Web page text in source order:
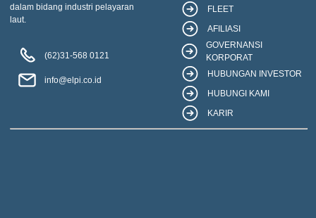
dalam bidang industri pelayaran
laut.
(62)31-568 0121
info@elpi.co.id
FLEET
AFILIASI
GOVERNANSI
KORPORAT
HUBUNGAN INVESTOR
HUBUNGI KAMI
KARIR